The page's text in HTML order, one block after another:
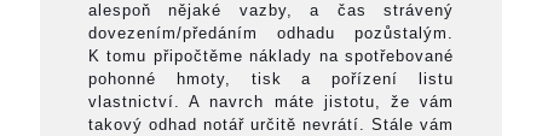
alespoň nějaké vazby, a čas strávený
dovezením/předáním odhadu pozůstalým.
K tomu připočtěme náklady na spotřebované
pohonné hmoty, tisk a pořízení listu
vlastnictví. A navrch máte jistotu, že vám
takový odhad notář určitě nevrátí. Stále vám